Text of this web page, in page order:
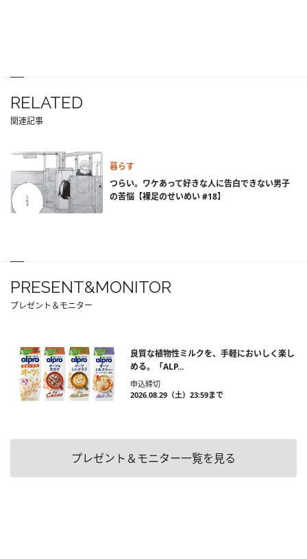
RELATED
関連記事
暮らす
つらい。ワケあって好きな人に告白できない男子
の苦悩【裸足のせいめい #18】
PRESENT&MONITOR
プレゼント＆モニター
良質な植物性ミルクを、手軽においしく楽し
める。「ALP...
申込締切
2026.08.29（土）23:59まで
プレゼント＆モニター一覧を見る